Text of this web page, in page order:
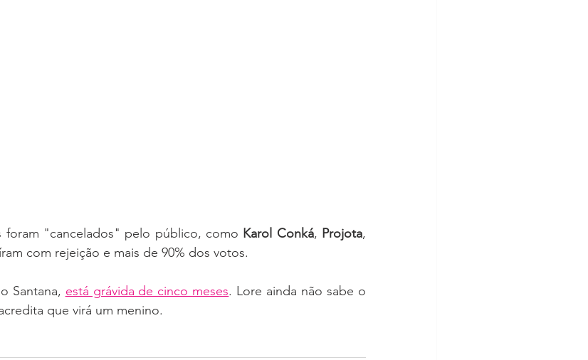
foram "cancelados" pelo público, como Karol Conká, Projota
com rejeição e mais de 90% dos votos.
Santana, está grávida de cinco meses. Lore ainda não sabe o
que virá um menino.